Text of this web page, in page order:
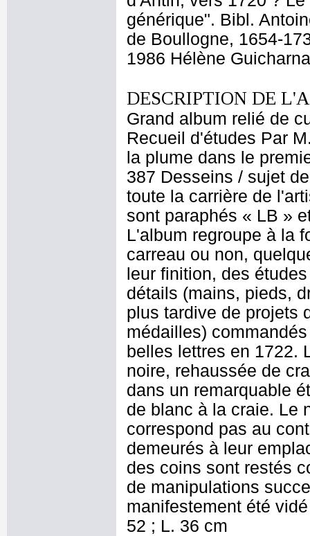
générique". Bibl.
de Boullogne, 1654-
1986 Hélène
DESCRIPTION DE
Grand album relié de
Recueil d'études Par
la plume dans le
387 Desseins / sujet
toute la carrière de
sont paraphés « LB »
L'album regroupe à la
carreau ou non,
leur finition, des
détails (mains, pieds,
plus tardive de projets
médailles)
belles lettres en 1722.
noire, rehaussée de
dans un remarquable
de blanc à la craie. Le
correspond pas au
demeurés à leur
des coins sont restés
de manipulations
manifestement été
52 ; L. 36 cm